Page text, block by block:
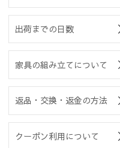
出荷までの日数
家具の組み立てについて
返品・交換・返金の方法
クーポン利用について